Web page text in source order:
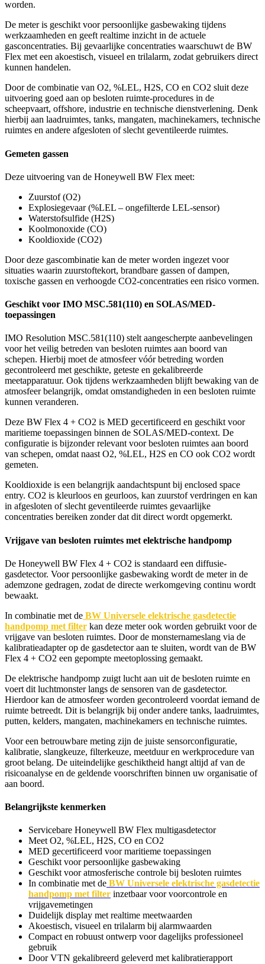
worden.
De meter is geschikt voor persoonlijke gasbewaking tijdens
werkzaamheden en geeft realtime inzicht in de actuele
gasconcentraties. Bij gevaarlijke concentraties waarschuwt de BW
Flex met een akoestisch, visueel en trilalarm, zodat gebruikers direct
kunnen handelen.
Door de combinatie van O2, %LEL, H2S, CO en CO2 sluit deze
uitvoering goed aan op besloten ruimte-procedures in de
scheepvaart, offshore, industrie en technische dienstverlening. Denk
hierbij aan laadruimtes, tanks, mangaten, machinekamers, technische
ruimtes en andere afgesloten of slecht geventileerde ruimtes.
Gemeten gassen
Deze uitvoering van de Honeywell BW Flex meet:
Zuurstof (O2)
Explosiegevaar (%LEL – ongefilterde LEL-sensor)
Waterstofsulfide (H2S)
Koolmonoxide (CO)
Kooldioxide (CO2)
Door deze gascombinatie kan de meter worden ingezet voor
situaties waarin zuurstoftekort, brandbare gassen of dampen,
toxische gassen en verhoogde CO2-concentraties een risico vormen.
Geschikt voor IMO MSC.581(110) en SOLAS/MED-
toepassingen
IMO Resolution MSC.581(110) stelt aangescherpte aanbevelingen
voor het veilig betreden van besloten ruimtes aan boord van
schepen. Hierbij moet de atmosfeer vóór betreding worden
gecontroleerd met geschikte, geteste en gekalibreerde
meetapparatuur. Ook tijdens werkzaamheden blijft bewaking van de
atmosfeer belangrijk, omdat omstandigheden in een besloten ruimte
kunnen veranderen.
Deze BW Flex 4 + CO2 is MED gecertificeerd en geschikt voor
maritieme toepassingen binnen de SOLAS/MED-context. De
configuratie is bijzonder relevant voor besloten ruimtes aan boord
van schepen, omdat naast O2, %LEL, H2S en CO ook CO2 wordt
gemeten.
Kooldioxide is een belangrijk aandachtspunt bij enclosed space
entry. CO2 is kleurloos en geurloos, kan zuurstof verdringen en kan
in afgesloten of slecht geventileerde ruimtes gevaarlijke
concentraties bereiken zonder dat dit direct wordt opgemerkt.
Vrijgave van besloten ruimtes met elektrische handpomp
De Honeywell BW Flex 4 + CO2 is standaard een diffusie-
gasdetector. Voor persoonlijke gasbewaking wordt de meter in de
ademzone gedragen, zodat de directe werkomgeving continu wordt
bewaakt.
In combinatie met de BW Universele elektrische gasdetectie
handpomp met filter kan deze meter ook worden gebruikt voor de
vrijgave van besloten ruimtes. Door de monsternameslang via de
kalibratieadapter op de gasdetector aan te sluiten, wordt van de BW
Flex 4 + CO2 een gepompte meetoplossing gemaakt.
De elektrische handpomp zuigt lucht aan uit de besloten ruimte en
voert dit luchtmonster langs de sensoren van de gasdetector.
Hierdoor kan de atmosfeer worden gecontroleerd voordat iemand de
ruimte betreedt. Dit is belangrijk bij onder andere tanks, laadruimtes,
putten, kelders, mangaten, machinekamers en technische ruimtes.
Voor een betrouwbare meting zijn de juiste sensorconfiguratie,
kalibratie, slangkeuze, filterkeuze, meetduur en werkprocedure van
groot belang. De uiteindelijke geschiktheid hangt altijd af van de
risicoanalyse en de geldende voorschriften binnen uw organisatie of
aan boord.
Belangrijkste kenmerken
Servicebare Honeywell BW Flex multigasdetector
Meet O2, %LEL, H2S, CO en CO2
MED gecertificeerd voor maritieme toepassingen
Geschikt voor persoonlijke gasbewaking
Geschikt voor atmosferische controle bij besloten ruimtes
In combinatie met de BW Universele elektrische gasdetectie
handpomp met filter inzetbaar voor voorcontrole en
vrijgavemetingen
Duidelijk display met realtime meetwaarden
Akoestisch, visueel en trilalarm bij alarmwaarden
Compact en robuust ontwerp voor dagelijks professioneel
gebruik
Door VTN gekalibreerd geleverd met kalibratierapport